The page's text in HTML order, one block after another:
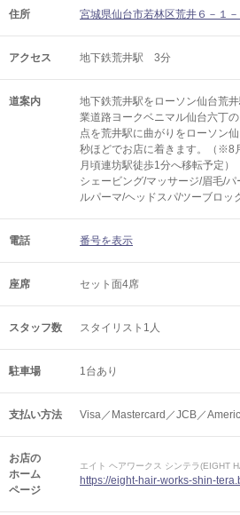
住所 宮城県仙台市若林区荒井６－１－
アクセス 地下鉄荒井駅 3分
道案内
地下鉄荒井駅をローソン仙台荒
業道路ヨークベニマル仙台六丁
点を荒井駅に曲がりをローソン
秒ほどでお店に着きます。（※8
月頃連坊駅徒歩1分へ移転予定
シェービング/マッサージ/眉毛/
ルパーマ/ヘッドスパ/ツーブロッ
電話 番号を表示
座席 セット面4席
スタッフ数 スタイリスト1人
駐車場 1台あり
支払い方法 Visa／Mastercard／JCB／
お店の
ホーム
ページ
エイト ヘアワークス シンテラ(EIGHT
https://eight-hair-works-shin-